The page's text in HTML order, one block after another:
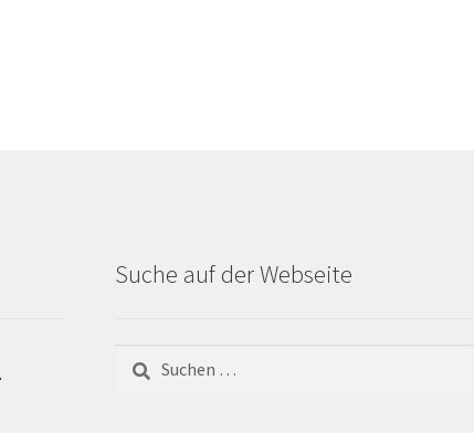
Suche auf der Webseite
nach: